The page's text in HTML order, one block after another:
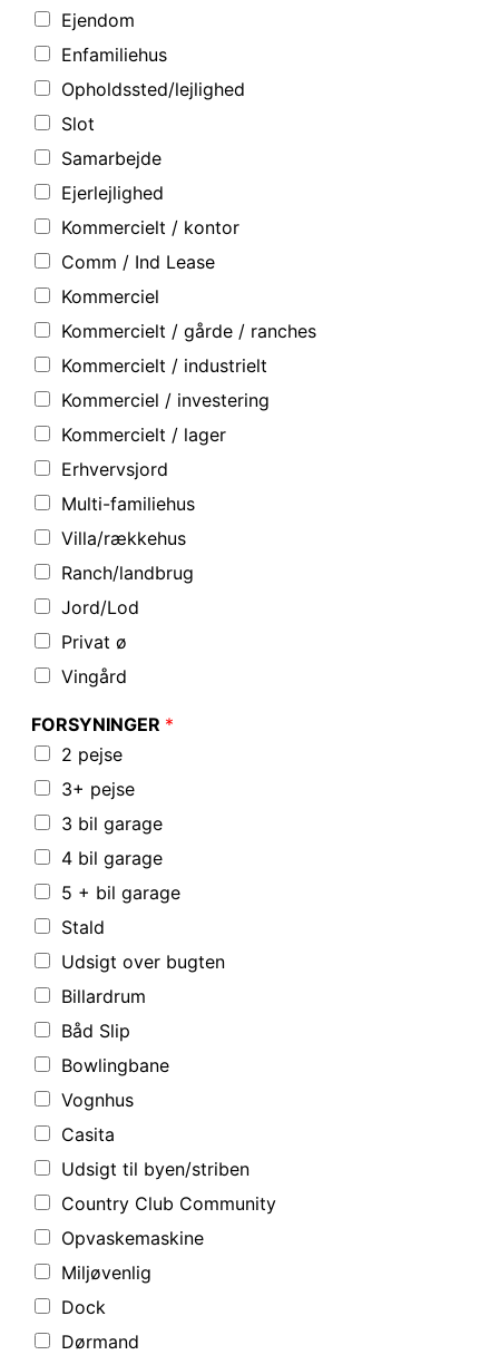
Ejendom
Enfamiliehus
Opholdssted/lejlighed
Slot
Samarbejde
Ejerlejlighed
Kommercielt / kontor
Comm / Ind Lease
Kommerciel
Kommercielt / gårde / ranches
Kommercielt / industrielt
Kommerciel / investering
Kommercielt / lager
Erhvervsjord
Multi-familiehus
Villa/rækkehus
Ranch/landbrug
Jord/Lod
Privat ø
Vingård
FORSYNINGER *
2 pejse
3+ pejse
3 bil garage
4 bil garage
5 + bil garage
Stald
Udsigt over bugten
Billardrum
Båd Slip
Bowlingbane
Vognhus
Casita
Udsigt til byen/striben
Country Club Community
Opvaskemaskine
Miljøvenlig
Dock
Dørmand